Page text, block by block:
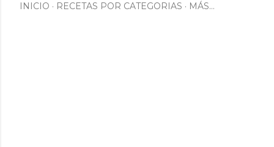
INICIO RECETAS POR CATEGORIAS MÁS…